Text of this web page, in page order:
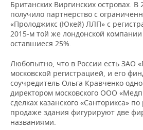
Британских Виргинских островах. В
получило партнерство с
«Пролоджикс (Юкей) ЛЛП» с
2015-м той же лондонской
оставшиеся 25%.
Любопытно, что в России есть ЗАО
московской регистрацией, и его
соучредитель Ольга Кравченко
директором московского ООО
сделках казанского «Санторикса»
продаже здания фигурируют две
названиями.